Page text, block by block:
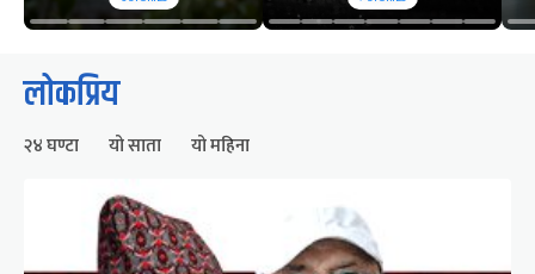
लोकप्रिय
२४ घण्टा यो साता यो महिना